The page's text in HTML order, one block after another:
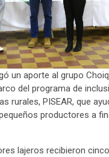
un aporte al grupo
del programa de
rurales, PISEAR, que
productores a
lajeros recibieron